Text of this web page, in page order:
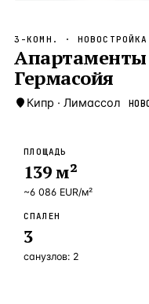
Новороссийск —
Стамбул —Локация
Анталия
ЧАСТО ИЩУТ
Турция
3-КОМН. · НОВОСТРОЙКА
Гермасойя
Кипр · Лимассол
ПЛОЩАДЬ
139м²
~6 086 EUR/м²
СПАЛЕН
3
санузлов: 2